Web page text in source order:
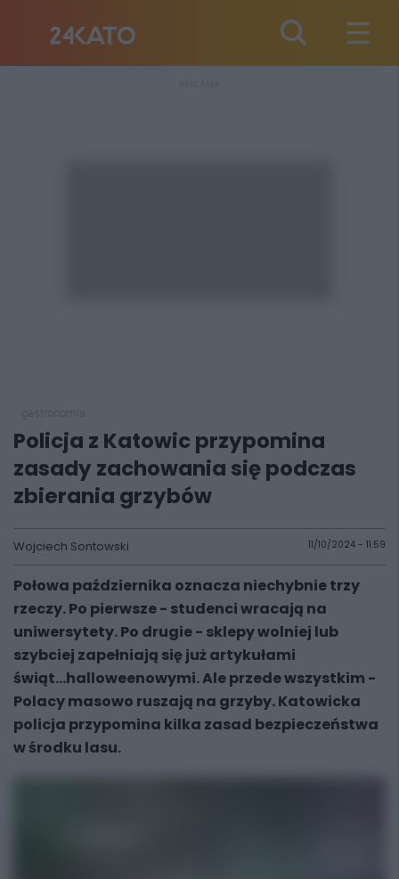
Policja z Katowic przypomina
zasady zachowania się podczas
zbierania grzybów
Wojciech Sontowski 11/10/2024 - 11:59
Połowa października oznacza niechybnie trzy
rzeczy. Po pierwsze - studenci wracają na
uniwersytety. Po drugie - sklepy wolniej lub
szybciej zapełniają się już artykułami
świąt...halloweenowymi. Ale przede wszystkim -
Polacy masowo ruszają na grzyby. Katowicka
policja przypomina kilka zasad bezpieczeństwa
w środku lasu.